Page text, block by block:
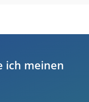
ich meinen